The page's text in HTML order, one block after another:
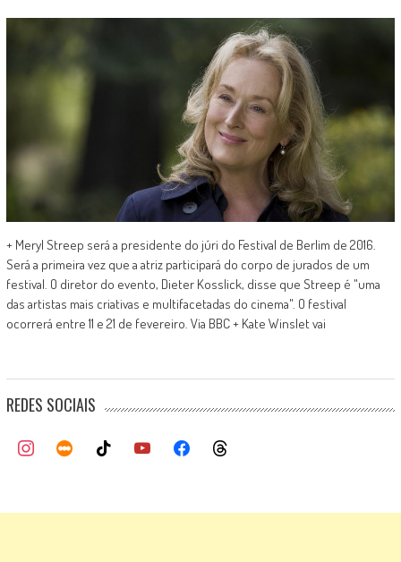
+ Meryl Streep será a presidente do júri do Festival de Berlim de 2016.
Será a primeira vez que a atriz participará do corpo de jurados de um
festival. O diretor do evento, Dieter Kosslick, disse que Streep é "uma
das artistas mais criativas e multifacetadas do cinema". O festival
ocorrerá entre 11 e 21 de fevereiro. Via BBC + Kate Winslet vai
REDES SOCIAIS